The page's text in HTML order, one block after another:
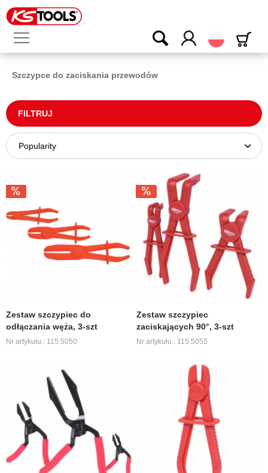
Polski
Szczypce do zaciskania przewodów
FILTRUJ
Zestaw szczypiec do
odłączania węża, 3-szt
Nr artykułu.: 115.5050
Zestaw szczypiec
zaciskających 90°, 3-szt
Nr artykułu.: 115.5055